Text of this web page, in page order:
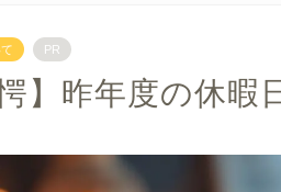
PR
愕】昨年度の休暇